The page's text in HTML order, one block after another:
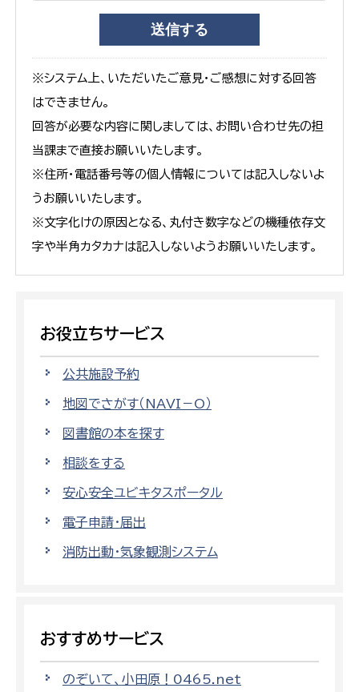
※システム上、いただいたご意見・ご感想に対する回答
はできません。
回答が必要な内容に関しましては、お問い合わせ先の担
当課まで直接お願いいたします。
※住所・電話番号等の個人情報については記入しないよ
うお願いいたします。
※文字化けの原因となる、丸付き数字などの機種依存文
字や半角カタカナは記入しないようお願いいたします。
お役立ちサービス
公共施設予約
地図でさがす（NAVI－O）
図書館の本を探す
相談をする
安心安全ユビキタスポータル
電子申請・届出
消防出動・気象観測システム
おすすめサービス
のぞいて、小田原！0465.net